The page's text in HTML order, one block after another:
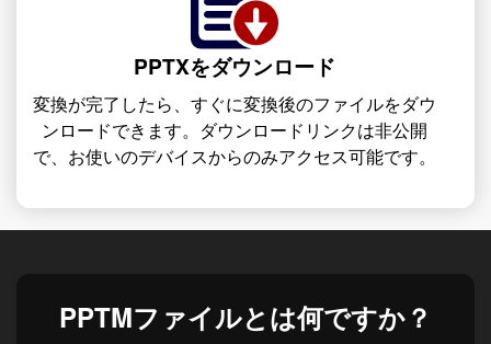
PPTXをダウンロード
変換が完了したら、すぐに変換後のファイルをダウ
ンロードできます。ダウンロードリンクは非公開
で、お使いのデバイスからのみアクセス可能です。
PPTMファイルとは何ですか？